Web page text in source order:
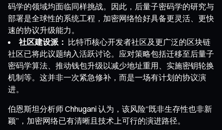
码学的领域均面临同样挑战。因此，后量子密码学的研究与
部署是全球性的系统工程，加密网络恰好具备更灵活、更快
速的协议升级能力。
社区建设派： 比特币核心开发者社区及更广泛的区块链
社区已将此议题纳入活跃讨论。应对策略包括迁移至后量子
密码学算法、推动钱包升级以减少地址重用、实施密钥轮换
机制等。这并非一次紧急修补，而是一场有计划的协议演
进。
伯恩斯坦分析师 Chhugani 认为，该风险“既非生存性也非新
颖”，加密网络已有清晰且技术上可行的演进路径。